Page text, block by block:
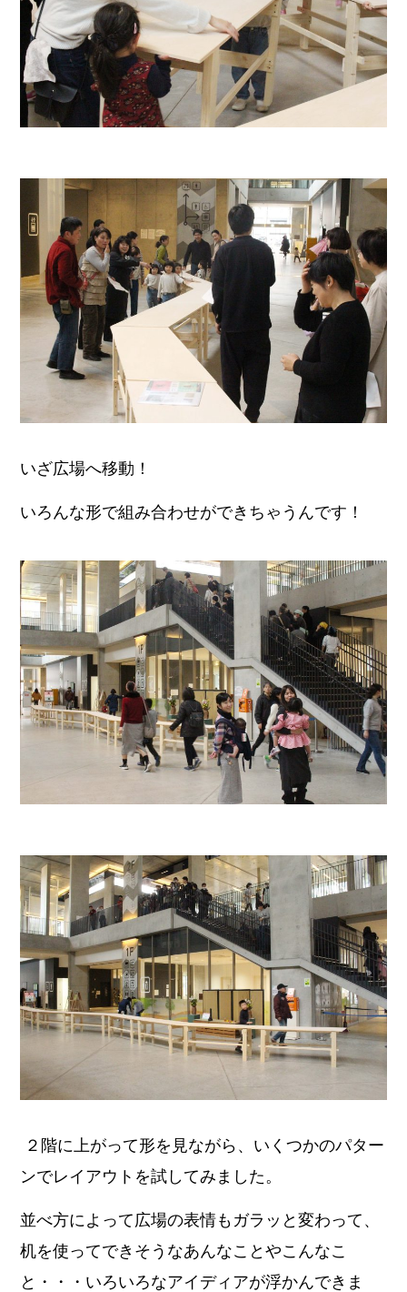
いざ広場へ移動！
いろんな形で組み合わせができちゃうんです！
２階に上がって形を見ながら、いくつかのパター
ンでレイアウトを試してみました。
並べ方によって広場の表情もガラッと変わって、
机を使ってできそうなあんなことやこんなこ
と・・・いろいろなアイディアが浮かんできま